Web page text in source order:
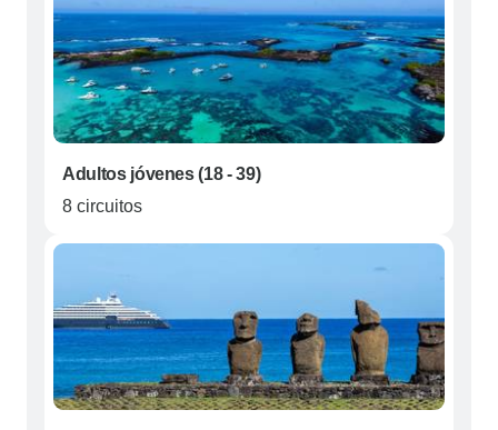
Adultos jóvenes (18 - 39)
8 circuitos